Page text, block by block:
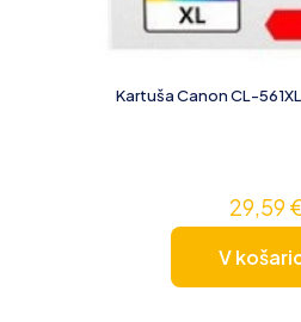
Kartuša Canon CL-
29,59
V